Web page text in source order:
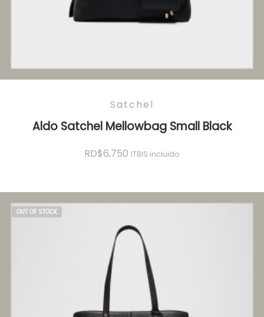
Satchel
Aldo Satchel Mellowbag Small Black
RD$6,750 ITBIS incluido
OUT OF STOCK